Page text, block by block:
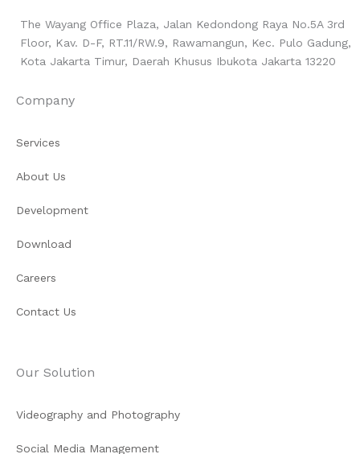
The Wayang Office Plaza, Jalan Kedondong Raya No.5A 3rd
Floor, Kav. D-F, RT.11/RW.9, Rawamangun, Kec. Pulo Gadung,
Kota Jakarta Timur, Daerah Khusus Ibukota Jakarta 13220
Company
Services
About Us
Development
Download
Careers
Contact Us
Our Solution
Videography and Photography
Social Media Management